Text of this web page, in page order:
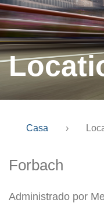
Casa ›
Forbach
Administrado por